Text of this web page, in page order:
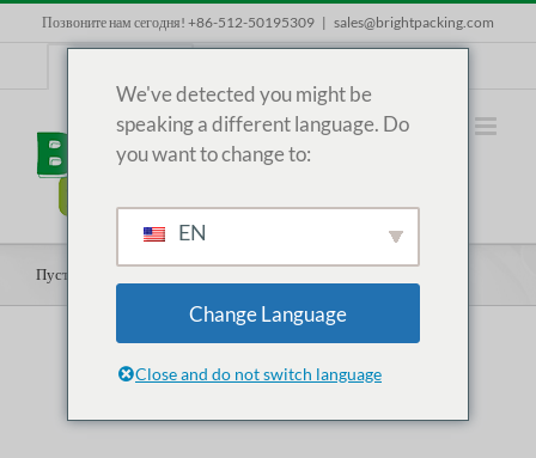
Позвоните нам сегодня! +86-512-50195309 | sales@brightpacking.com
Пустые кофейные капсулы и капсулы
We've detected you might be
speaking a different language. Do
you want to change to:
EN
Change Language
Close and do not switch language